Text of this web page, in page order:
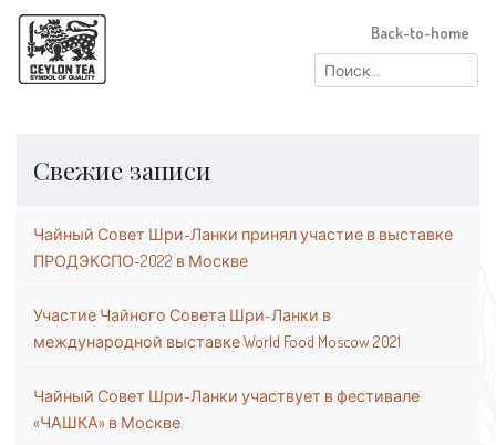
Найти:
Back-to-home
Свежие записи
Чайный Совет Шри-Ланки принял участие в выставке
ПРОДЭКСПО-2022 в Москве
Участие Чайного Совета Шри-Ланки в
международной выставке World Food Moscow 2021
Чайный Совет Шри-Ланки участвует в фестивале
«ЧАШКА» в Москве.